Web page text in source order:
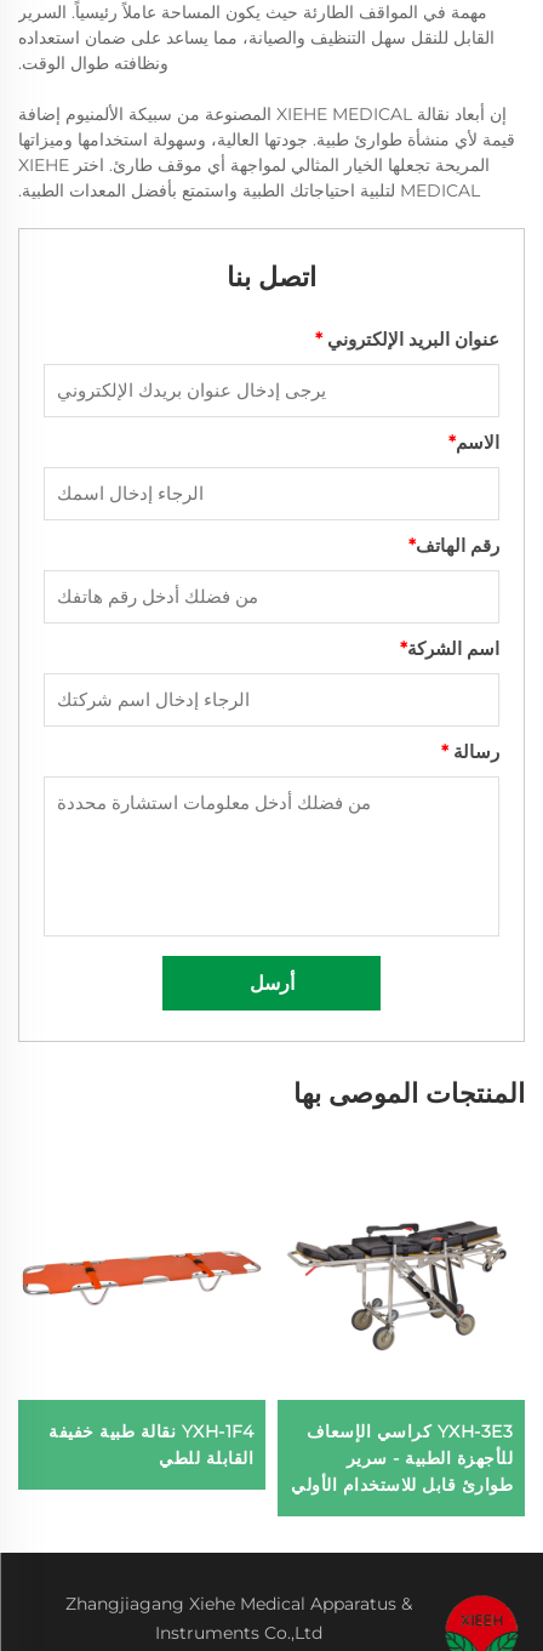
مهمة في المواقف الطارئة حيث يكون المساحة عاملاً رئيسياً. السرير
القابل للنقل سهل التنظيف والصيانة، مما يساعد على ضمان استعداده
ونظافته طوال الوقت.
إن أبعاد نقالة XIEHE MEDICAL المصنوعة من سبيكة الألمنيوم إضافة
قيمة لأي منشأة طوارئ طبية. جودتها العالية، وسهولة استخدامها وميزاتها
المريحة تجعلها الخيار المثالي لمواجهة أي موقف طارئ. اختر XIEHE
MEDICAL لتلبية احتياجاتك الطبية واستمتع بأفضل المعدات الطبية.
اتصل بنا
عنوان البريد الإلكتروني *
الاسم*
رقم الهاتف*
اسم الشركة*
رسالة *
أرسل
المنتجات الموصى بها
YXH-3E3 كراسي الإسعاف
للأجهزة الطبية - سرير
طوارئ قابل للاستخدام الأولي
YXH-1F4 نقالة طبية خفيفة
القابلة للطي
Zhangjiagang Xiehe Medical Apparatus &
Instruments Co.,Ltd